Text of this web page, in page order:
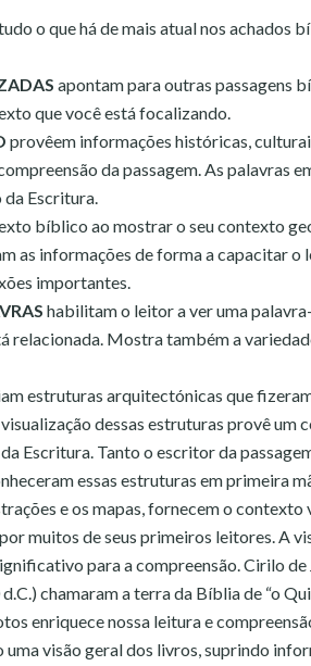
o que há de mais atual nos achados
apontam para outras passagens
que você está focalizando.
provêem informações históricas,
da passagem. As palavras
Escritura.
bíblico ao mostrar o seu contexto
as informações de forma a capacitar o
importantes.
habilitam o leitor a ver uma
relacionada. Mostra também a
estruturas arquitectónicas que
dessas estruturas provê um
Escritura. Tanto o escritor da
essas estruturas em primeira
e os mapas, fornecem o contexto
muitos de seus primeiros leitores. A
para a compreensão. Cirilo de
chamaram a terra da Bíblia de “o
enriquece nossa leitura e
uma visão geral dos livros, suprindo